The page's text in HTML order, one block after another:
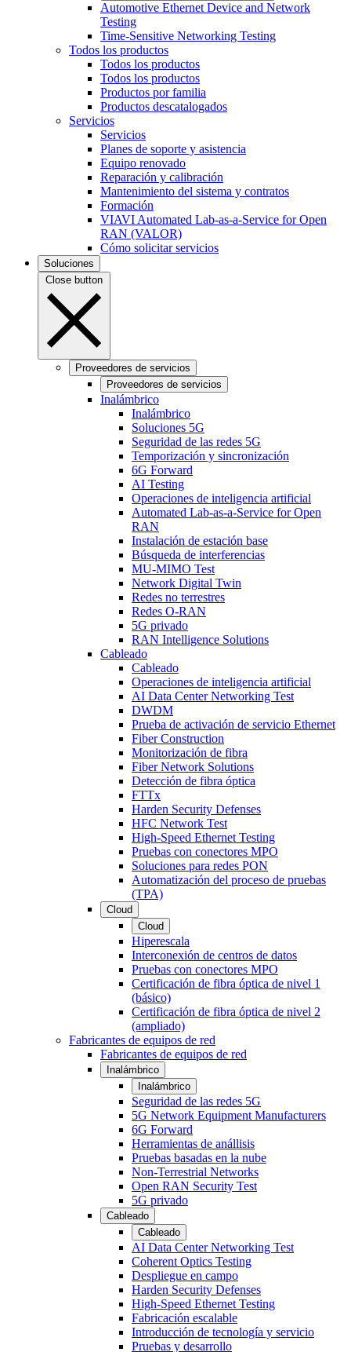
Automotive Ethernet Device and Network
Testing
Time-Sensitive Networking Testing
Todos los productos
Todos los productos
Todos los productos
Productos por familia
Productos descatalogados
Servicios
Servicios
Planes de soporte y asistencia
Equipo renovado
Reparación y calibración
Mantenimiento del sistema y contratos
Formación
VIAVI Automated Lab-as-a-Service for Open
RAN (VALOR)
Cómo solicitar servicios
Soluciones
Close button
Proveedores de servicios
Proveedores de servicios
Inalámbrico
Inalámbrico
Soluciones 5G
Seguridad de las redes 5G
Temporización y sincronización
6G Forward
AI Testing
Operaciones de inteligencia artificial
Automated Lab-as-a-Service for Open
RAN
Instalación de estación base
Búsqueda de interferencias
MU-MIMO Test
Network Digital Twin
Redes no terrestres
Redes O-RAN
5G privado
RAN Intelligence Solutions
Cableado
Cableado
Operaciones de inteligencia artificial
AI Data Center Networking Test
DWDM
Prueba de activación de servicio Ethernet
Fiber Construction
Monitorización de fibra
Fiber Network Solutions
Detección de fibra óptica
FTTx
Harden Security Defenses
HFC Network Test
High-Speed Ethernet Testing
Pruebas con conectores MPO
Soluciones para redes PON
Automatización del proceso de pruebas
(TPA)
Cloud
Cloud
Hiperescala
Interconexión de centros de datos
Pruebas con conectores MPO
Certificación de fibra óptica de nivel 1
(básico)
Certificación de fibra óptica de nivel 2
(ampliado)
Fabricantes de equipos de red
Fabricantes de equipos de red
Inalámbrico
Inalámbrico
Seguridad de las redes 5G
5G Network Equipment Manufacturers
6G Forward
Herramientas de anállisis
Pruebas basadas en la nube
Non-Terrestrial Networks
Open RAN Security Test
5G privado
Cableado
Cableado
AI Data Center Networking Test
Coherent Optics Testing
Despliegue en campo
Harden Security Defenses
High-Speed Ethernet Testing
Fabricación escalable
Introducción de tecnología y servicio
Pruebas y desarrollo